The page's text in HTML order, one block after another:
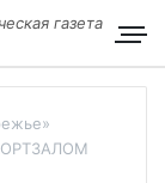
газета